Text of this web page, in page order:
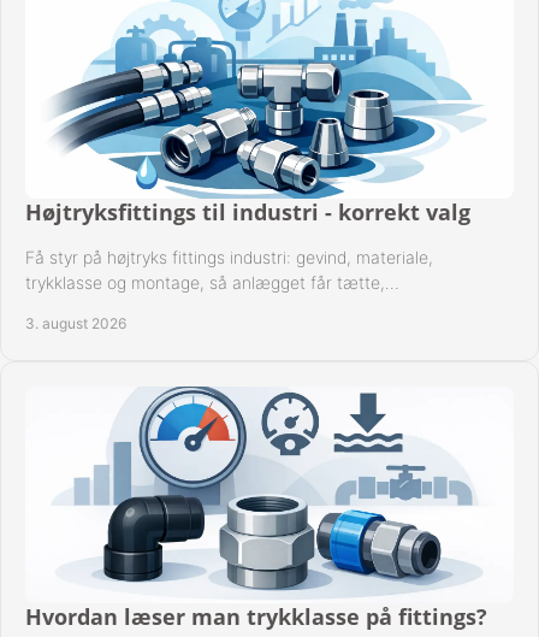
Højtryksfittings til industri - korrekt valg
Få styr på højtryks fittings industri: gevind, materiale,
trykklasse og montage, så anlægget får tætte,
3. august 2026
Hvordan læser man trykklasse på fittings?